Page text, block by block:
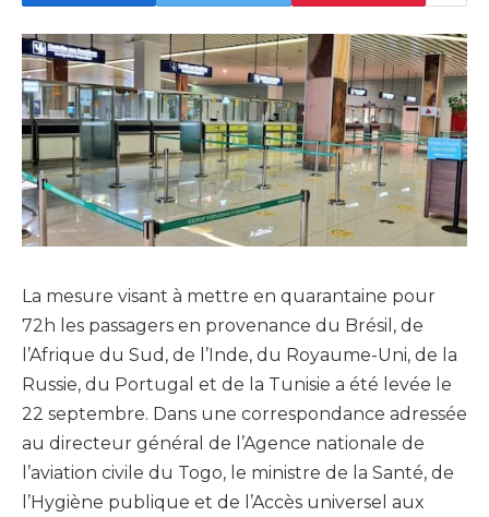
La mesure visant à mettre en quarantaine pour
72h les passagers en provenance du Brésil, de
l’Afrique du Sud, de l’Inde, du Royaume-Uni, de la
Russie, du Portugal et de la Tunisie a été levée le
22 septembre. Dans une correspondance adressée
au directeur général de l’Agence nationale de
l’aviation civile du Togo, le ministre de la Santé, de
l’Hygiène publique et de l’Accès universel aux